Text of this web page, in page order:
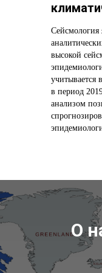
Сейсмология
высокой
учитывается
в период
анализом
О